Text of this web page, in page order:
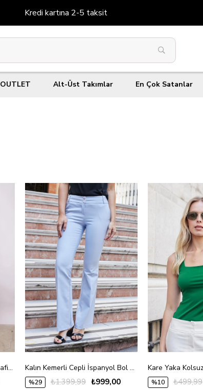
Kredi kartına 2-5 taksit
OUTLET Alt-Üst Takımlar En Çok Satanlar
Kapri Truvakar Kol Bol Paça Hafif Likralı Şık Kumaş Tulum-Kırmızı Kalın Kemerli Cepli İspanyol Bol Paça Likralı Kumaş Pantolon-A.mavi
%29 ₺999,00
₺1.399,99 %10 ₺499,99